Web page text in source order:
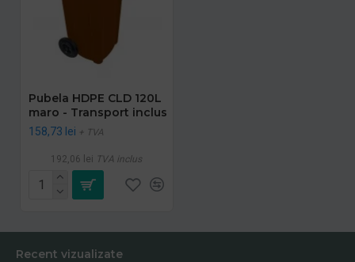
Pubela HDPE CLD 120L
maro - Transport inclus
158,73 lei + TVA
192,06 lei TVA inclus
Recent vizualizate